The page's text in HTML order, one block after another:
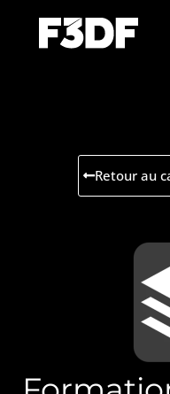
Retour au